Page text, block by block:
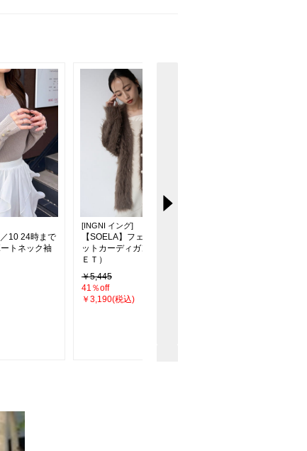
／10 24時まで
トネック袖
[INGNI イング]
【SOELA】フェザーロングニ
ットカーディガン（ＯＵＴＬ
ＥＴ）
￥5,445
41％off
￥3,190(税込)